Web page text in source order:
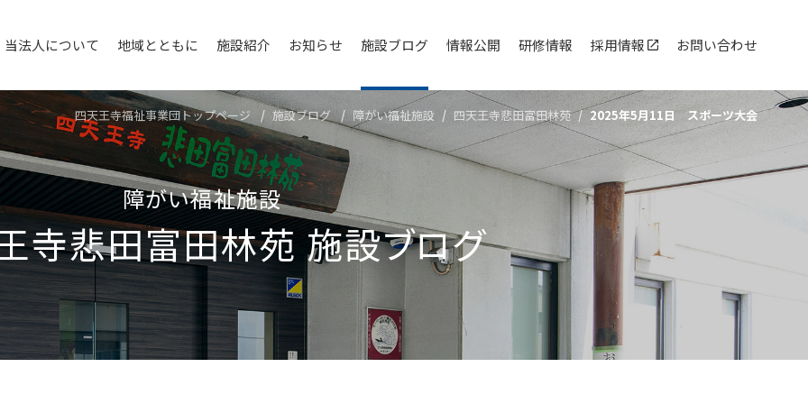
当法人について 地域とともに 施設紹介 お知らせ 施設ブログ 情報公開 研修情報 採用情報 お問い合わせ
四天王寺福祉事業団トップページ 施設ブログ 障がい福祉施設 四天王寺悲⽥富⽥林苑 2025年5月11日 スポーツ大会
障がい福祉施設
寺悲⽥富⽥林苑施設ブログ